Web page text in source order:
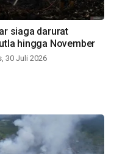
siaga darurat
hingga November
30 Juli 2026